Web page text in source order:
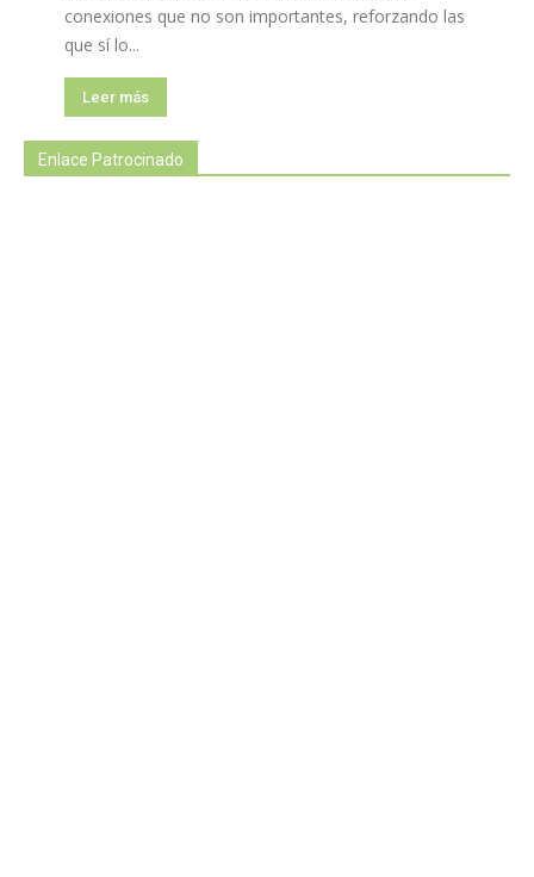
conexiones que no son importantes, reforzando las
que sí lo...
Leer más
Enlace Patrocinado